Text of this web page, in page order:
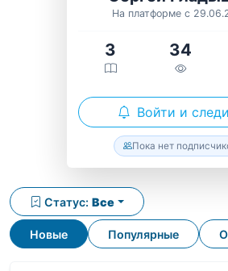
На платформе с
3 34
Войти и
Пока нет
Новые Популярные
Статус: Все